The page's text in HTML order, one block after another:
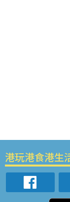
港玩港食港生